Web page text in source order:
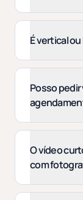
É vertical
Posso
O vídeo
com